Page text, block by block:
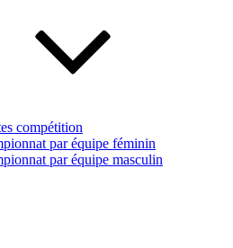
compétition
par équipe féminin
par équipe masculin